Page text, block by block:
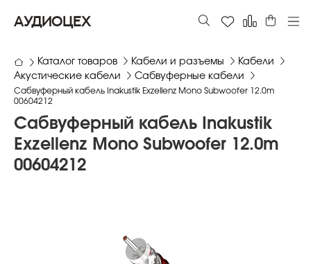
АУДИОЦЕХ
Каталог товаров Кабели и разъемы
Кабели
Акустические кабели
Сабвуферные кабели
Сабвуферный кабель Inakustik Exzellenz Mono Subwoofer 12.0m
00604212
Сабвуферный кабель Inakustik
Exzellenz Mono Subwoofer 12.0m
00604212